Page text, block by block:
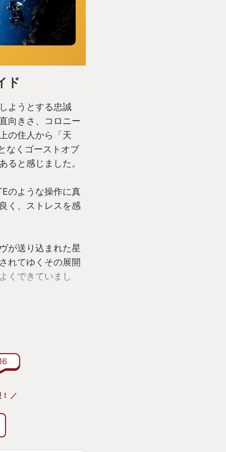
ド
ようとする忠誠
向きさ、コロニー
の住人から「天
なくゴーストオブ
ると感じました。
のような操作に真
く、ストレスを感
が送り込まれた星
れてゆくその展開
くできていまし
になりましたね、
に入るコスチュー
ィールで表現され
高そうになりま
細部のゲームバラ
加、設定の追加、
／